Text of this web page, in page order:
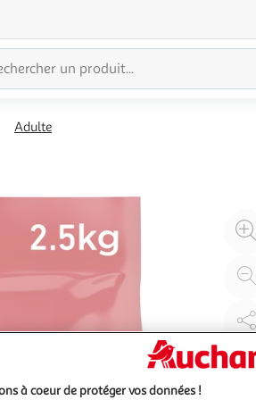
Adulte
à coeur de protéger vos données !